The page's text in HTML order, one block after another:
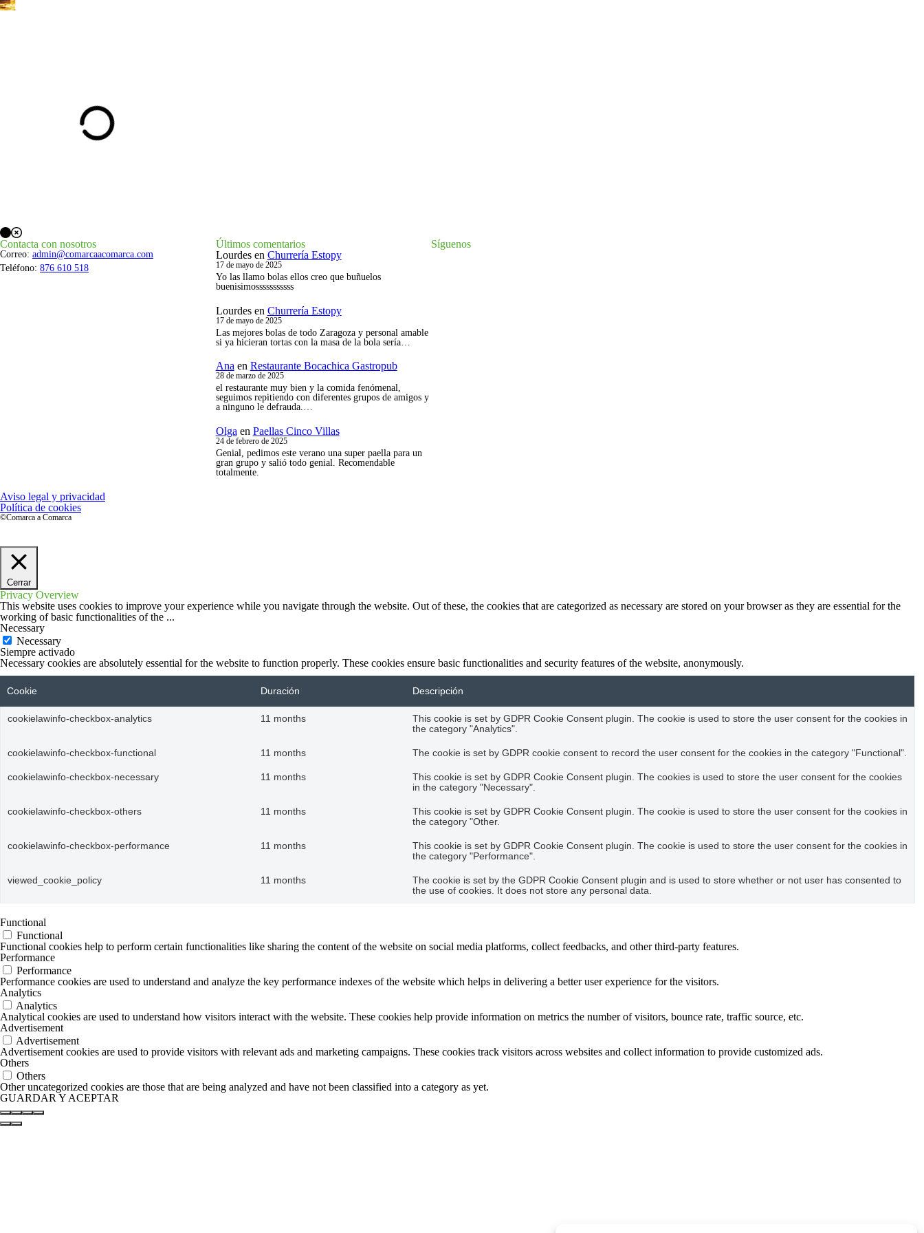
buenisimosssssssssss
LourdesenChurrería Estopy
17 de mayo de 2025
Las mejores bolas de todo Zaragoza y personal amable
si ya hicieran tortas con la masa de la bola sería…
AnaenRestaurante Bocachica Gastropub
28 de marzo de 2025
el restaurante muy bien y la comida fenómenal,
seguimos repitiendo con diferentes grupos de amigos y
OlgaenPaellas Cinco Villas
24 de febrero de 2025
Genial, pedimos este verano una super paella para un
gran grupo y salió todo genial. Recomendable
Privacy Overview
This website uses cookies to improve your experience while you navigate through the website. Out of these, the cookies that are categorized as necessary are stored on your browser as they are essential for the
working of basic functionalities of the
Necessary
Necessary
Siempre activado
Necessary cookies are absolutely essential for the website to function properly. These cookies ensure basic functionalities and security features of the website, anonymously.
Cookie
cookielawinfo-checkbox-analytics 11 months
This cookie is set by GDPR Cookie Consent plugin. The cookie is used to store the user consent for the cookies in
the category "Analytics".
cookielawinfo-checkbox-necessary
This cookie is set by GDPR Cookie Consent plugin. The cookies is used to store the user consent for the cookies
in the category "Necessary".
This cookie is set by GDPR Cookie Consent plugin. The cookie is used to store the user consent for the cookies in
the category "Other.
This cookie is set by GDPR Cookie Consent plugin. The cookie is used to store the user consent for the cookies in
the category "Performance".
The cookie is set by the GDPR Cookie Consent plugin and is used to store whether or not user has consented to
the use of cookies. It does not store any personal data.
Functional
Functional cookies help to perform certain functionalities like sharing the content of the website on social media platforms, collect feedbacks, and other third-party features.
Performance
Performance cookies are used to understand and analyze the key performance indexes of the website which helps in delivering a better user experience for the visitors.
Analytics
Analytics
Analytical cookies are used to understand how visitors interact with the website. These cookies help provide information on metrics the number of visitors, bounce rate, traffic source, etc.
Advertisement
Advertisement
Advertisement cookies are used to provide visitors with relevant ads and marketing campaigns. These cookies track visitors across websites and collect information to provide customized ads.
Others
Others
Other uncategorized cookies are those that are being analyzed and have not been classified into a category as yet.
GUARDAR Y ACEPTAR